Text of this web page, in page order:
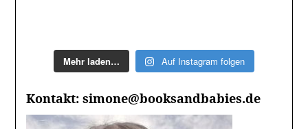
Mehr laden… Auf Instagram folgen
Kontakt: simone@booksandbabies.de